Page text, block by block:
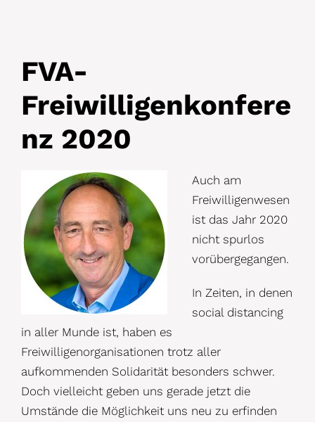
FVA-
Freiwilligenkonfere
nz 2020
Auch am
Freiwilligenwesen
ist das Jahr 2020
nicht spurlos
vorübergegangen.
In Zeiten, in denen
social distancing
in aller Munde ist, haben es
Freiwilligenorganisationen trotz aller
aufkommenden Solidarität besonders schwer.
Doch vielleicht geben uns gerade jetzt die
Umstände die Möglichkeit uns neu zu erfinden